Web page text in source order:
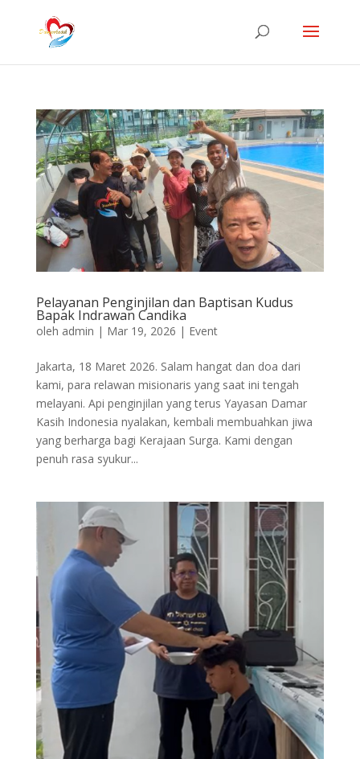
Pelayanan Penginjilan dan Baptisan Kudus
Bapak Indrawan Candika
oleh admin | Mar 19, 2026 | Event
Jakarta, 18 Maret 2026. Salam hangat dan doa dari
kami, para relawan misionaris yang saat ini tengah
melayani. Api penginjilan yang terus Yayasan Damar
Kasih Indonesia nyalakan, kembali membuahkan jiwa
yang berharga bagi Kerajaan Surga. Kami dengan
penuh rasa syukur...